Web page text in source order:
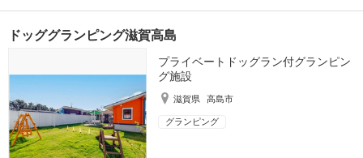
ドッググランピング滋賀高島
プライベートドッグラン付グランピン
グ施設
滋賀県 高島市
グランピング